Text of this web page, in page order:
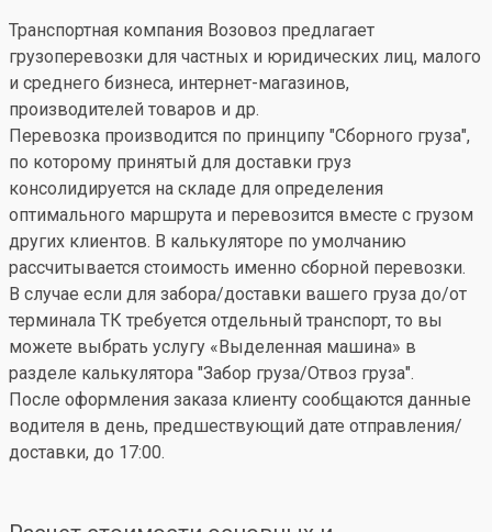
Транспортная компания Возовоз предлагает
грузоперевозки для частных и юридических лиц, малого
и среднего бизнеса, интернет-магазинов,
производителей товаров и др.
Перевозка производится по принципу "Сборного груза",
по которому принятый для доставки груз
консолидируется на складе для определения
оптимального маршрута и перевозится вместе с грузом
других клиентов. В калькуляторе по умолчанию
рассчитывается стоимость именно сборной перевозки.
В случае если для забора/доставки вашего груза до/от
терминала ТК требуется отдельный транспорт, то вы
можете выбрать услугу «Выделенная машина» в
разделе калькулятора "Забор груза/Отвоз груза".
После оформления заказа клиенту сообщаются данные
водителя в день, предшествующий дате отправления/
доставки, до 17:00.